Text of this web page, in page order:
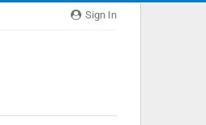
Sign In